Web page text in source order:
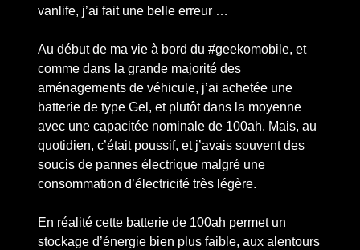
vanlife, j’ai fait une belle erreur …
Au début de ma vie à bord du #geekomobile, et
comme dans la grande majorité des
aménagements de véhicule, j’ai achetée une
batterie de type Gel, et plutôt dans la moyenne
avec une capacitée nominale de 100ah. Mais, au
quotidien, c’était poussif, et j’avais souvent des
soucis de pannes électrique malgré une
consommation d’électricité très légère.
En réalité cette batterie de 100ah permet un
stockage d’énergie bien plus faible, aux alentours